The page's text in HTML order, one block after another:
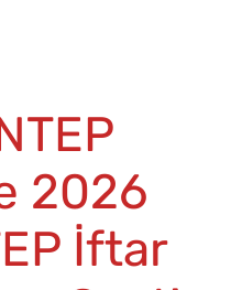
2026
İftar